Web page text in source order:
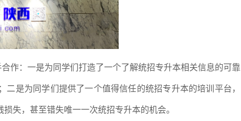
作：一是为同学们打造了一个了解统招专升本相关信息的可靠
是为同学们提供了一个值得信任的统招专升本的培训平台，
失，甚至错失唯一一次统招专升本的机会。